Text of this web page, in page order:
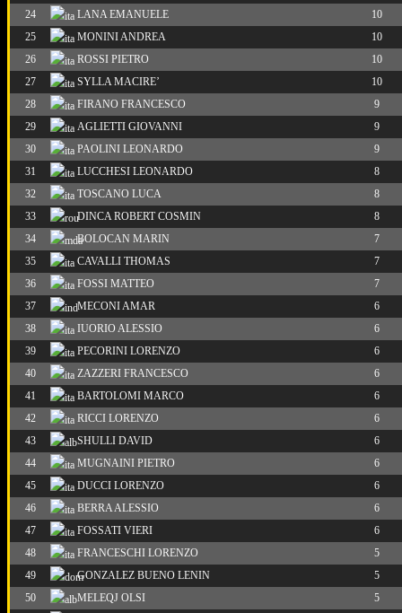
24
LANA EMANUELE
10
25
MONINI ANDREA
10
26
ROSSI PIETRO
10
27
SYLLA MACIRE’
10
28
FIRANO FRANCESCO
9
29
AGLIETTI GIOVANNI
9
30
PAOLINI LEONARDO
9
31
LUCCHESI LEONARDO
8
32
TOSCANO LUCA
8
33
DINCA ROBERT COSMIN
8
34
BOLOCAN MARIN
7
35
CAVALLI THOMAS
7
36
FOSSI MATTEO
7
37
MECONI AMAR
6
38
IUORIO ALESSIO
6
39
PECORINI LORENZO
6
40
ZAZZERI FRANCESCO
6
41
BARTOLOMI MARCO
6
42
RICCI LORENZO
6
43
SHULLI DAVID
6
44
MUGNAINI PIETRO
6
45
DUCCI LORENZO
6
46
BERRA ALESSIO
6
47
FOSSATI VIERI
6
48
FRANCESCHI LORENZO
5
49
GONZALEZ BUENO LENIN
5
50
MELEQJ OLSI
5